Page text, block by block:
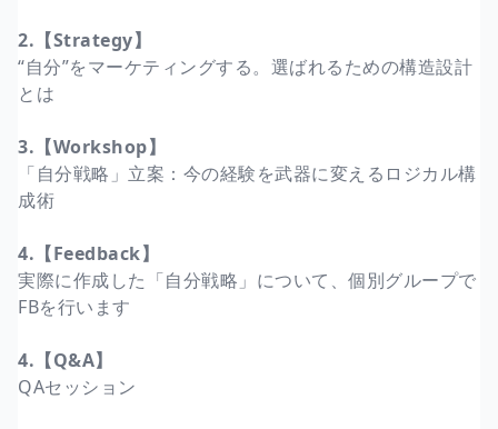
2.【Strategy】
“自分”をマーケティングする。選ばれるための構造設計
とは
3.【Workshop】
「自分戦略」立案：今の経験を武器に変えるロジカル構
成術
4.【Feedback】
実際に作成した「自分戦略」について、個別グループで
FBを行います
4.【Q&A】
QAセッション